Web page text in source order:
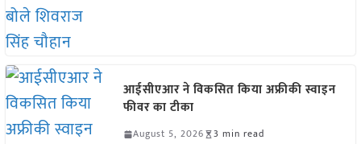
आईसीएआर ने विकसित किया अफ्रीकी स्वाइन
फीवर का टीका
August 5, 2026 3 min read